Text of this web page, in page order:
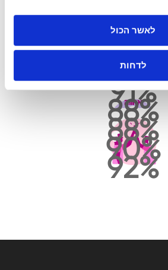
לאשר הכול
לדחות
לשרת את האינטרסים שלהם
91
אמינות
88
כבוד
88
הוגנות
90
גאווה
92
אחווה